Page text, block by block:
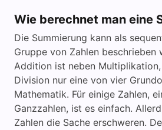
Wie berechnet man eine
Die Summierung kann als
Gruppe von Zahlen beschrieben
Addition ist neben
Division nur eine von vier
Mathematik. Für einige Zahlen,
Ganzzahlen, ist es einfach.
Zahlen die Sache erschweren.